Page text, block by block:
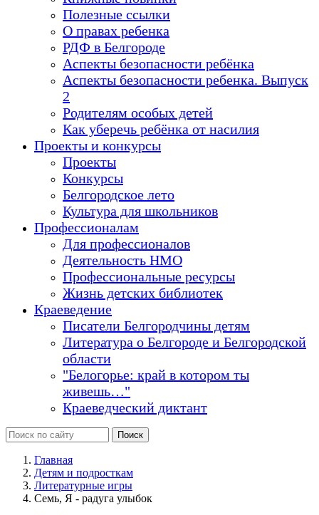
Полезные ссылки
О правах ребенка
РДФ в Белгороде
Аспекты безопасности ребёнка
Аспекты безопасности ребенка. Выпуск
2
Родителям особых детей
Как уберечь ребёнка от насилия
Проекты и конкурсы
Проекты
Конкурсы
Белгородское лето
Культура для школьников
Профессионалам
Для профессионалов
Деятельность НМО
Профессиональные ресурсы
Жизнь детских библиотек
Краеведение
Писатели Белгородчины детям
Литература о Белгороде и Белгородской
области
"Белогорье: край в котором ты
живешь…"
Краеведческий диктант
Главная
Детям и подросткам
Литературные игры
Семь, Я - радуга улыбок